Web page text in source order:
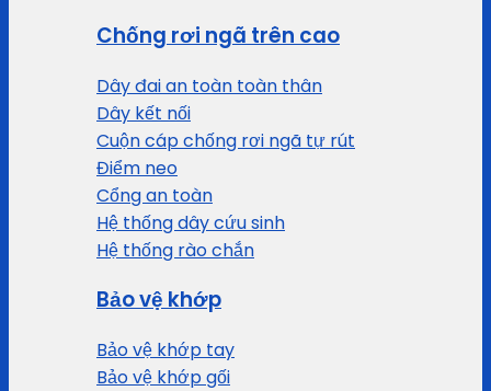
Chống rơi ngã trên cao
Dây đai an toàn toàn thân
Dây kết nối
Cuộn cáp chống rơi ngã tự rút
Điểm neo
Cổng an toàn
Hệ thống dây cứu sinh
Hệ thống rào chắn
Bảo vệ khớp
Bảo vệ khớp tay
Bảo vệ khớp gối